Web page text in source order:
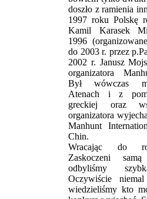
doszło z ramienia
1997 roku Polskę
Kamil Karasek
1996
do 2003 r. przez
2002 r. Janusz
organizatora
Był wówczas
Atenach i z
greckiej oraz
organizatora
Manhunt
Chin.
Wracając do
Zaskoczeni
odbyliśmy
Oczywiście niemal
wiedzieliśmy kto